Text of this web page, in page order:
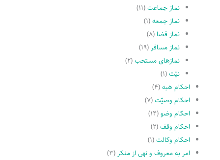
نماز جماعت(۱۱)
نماز جمعه(۱)
نماز قضا(۸)
نماز مسافر (۱۹)
نمازهاى مستحب(۲)
نیّت(۱)
احکام هبه(۴)
احکام وصیّت(۷)
احکام وضو(۱۴)
احکام وقف(۲)
احکام وکالت(۱)
امر به معروف و نهى از منکر (۳)